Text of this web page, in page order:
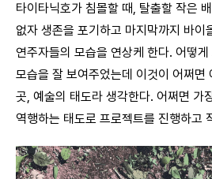
타이타닉호가 침몰할 때, 탈출할 작은
없자 생존을 포기하고 마지막까지 바이
연주자들의 모습을 연상케 한다. 어떻게
모습을 잘 보여주었는데 이것이 어쩌면
곳, 예술의 태도라 생각한다. 어쩌면 가
역행하는 태도로 프로젝트를 진행하고